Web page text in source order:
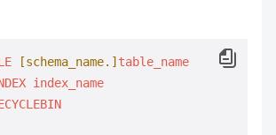
[schema_name.] table_name
index_name